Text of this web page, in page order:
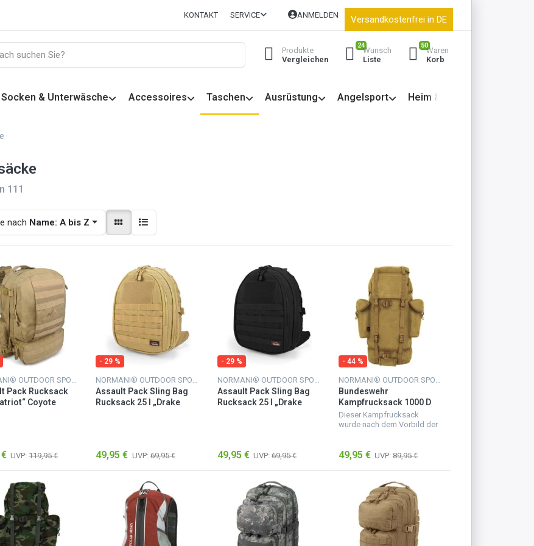
KONTAKT SERVICE ANMELDEN Versandkostenfrei in DE
Produkte
Vergleichen
24
Wunsch
Liste
50
Waren
Korb
Socken & Unterwäsche Accessoires Taschen Ausrüstung Angelsport Heim & Garten
111
nach Name: A bis Z
Pack Rucksack
Coyote
UVP: 119,95 €
- 29 %
Assault Pack Sling Bag
Rucksack 25 l „Drake
49,95 € UVP: 69,95 €
- 29 %
Assault Pack Sling Bag
Rucksack 25 l „Drake
49,95 € UVP: 69,95 €
- 44 %
Bundeswehr
Kampfrucksack 1000 D
Cordura Nylon 65 l
Coyote
Dieser Kampfrucksack
wurde nach dem Vorbild der
hergestellt. Das verarbeitete
Rucksack robust und wass...
49,95 € UVP: 89,95 €